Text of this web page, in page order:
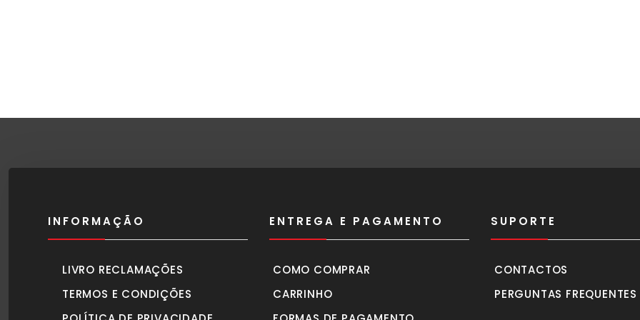
INFORMAÇÃO
LIVRO RECLAMAÇÕES
TERMOS E CONDIÇÕES
ENTREGA E PAGAMENTO
COMO COMPRAR
CARRINHO
SUPORTE
CONTACTOS
PERGUNTAS FREQUENTES